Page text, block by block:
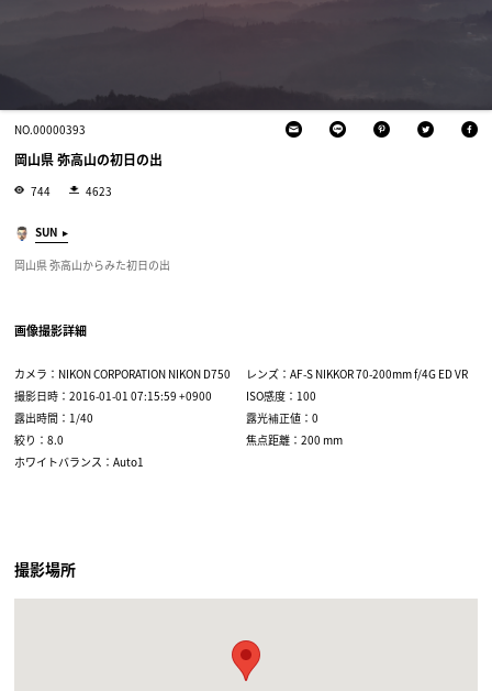
NO.00000393
岡山県 弥高山の初日の出
744 4623
SUN
岡山県 弥高山からみた初日の出
画像撮影詳細
カメラ：NIKON CORPORATION NIKON D750
レンズ：AF-S NIKKOR 70-200mm f/4G ED VR
撮影日時：2016-01-01 07:15:59 +0900
ISO感度：100
露出時間：1/40
露光補正値：0
絞り：8.0
焦点距離：200 mm
ホワイトバランス：Auto1
撮影場所